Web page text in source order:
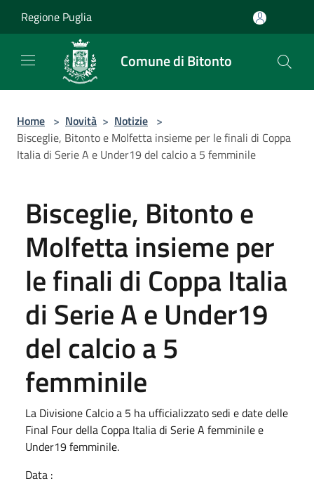
Regione Puglia
Comune di Bitonto
Home > Novità > Notizie >
Bisceglie, Bitonto e Molfetta insieme per le finali di Coppa
Italia di Serie A e Under19 del calcio a 5 femminile
Bisceglie, Bitonto e
Molfetta insieme per
le finali di Coppa Italia
di Serie A e Under19
del calcio a 5
femminile
La Divisione Calcio a 5 ha ufficializzato sedi e date delle
Final Four della Coppa Italia di Serie A femminile e
Under19 femminile.
Data :